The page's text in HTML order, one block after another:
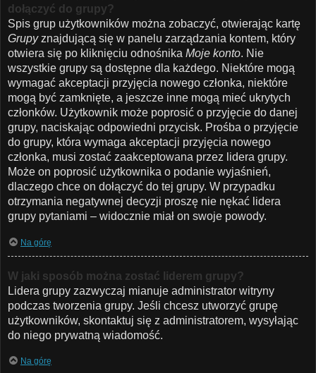
dołączyć do grupy?
Spis grup użytkowników można zobaczyć, otwierając kartę
Grupyznajdującą się w panelu zarządzania kontem, który
otwiera się po kliknięciu odnośnika Moje konto. Nie
wszystkie grupy są dostępne dla każdego. Niektóre mogą
wymagać akceptacji przyjęcia nowego członka, niektóre
mogą być zamknięte, a jeszcze inne mogą mieć ukrytych
członków. Użytkownik może poprosić o przyjęcie do danej
grupy, naciskając odpowiedni przycisk. Prośba o przyjęcie
do grupy, która wymaga akceptacji przyjęcia nowego
członka, musi zostać zaakceptowana przez lidera grupy.
Może on poprosić użytkownika o podanie wyjaśnień,
dlaczego chce on dołączyć do tej grupy. W przypadku
otrzymania negatywnej decyzji proszę nie nękać lidera
grupy pytaniami – widocznie miał on swoje powody.
Na górę
W jaki sposób można zostać liderem grupy?
Lidera grupy zazwyczaj mianuje administrator witryny
podczas tworzenia grupy. Jeśli chcesz utworzyć grupę
użytkowników, skontaktuj się z administratorem, wysyłając
do niego prywatną wiadomość.
Na górę